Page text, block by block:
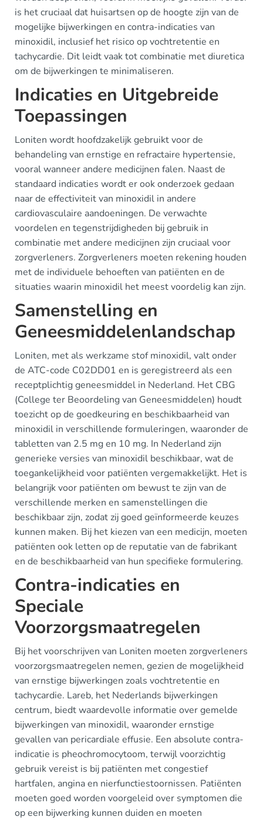
is het cruciaal dat huisartsen op de hoogte zijn van de
mogelijke bijwerkingen en contra-indicaties van
minoxidil, inclusief het risico op vochtretentie en
tachycardie. Dit leidt vaak tot combinatie met diuretica
om de bijwerkingen te minimaliseren.
Indicaties en Uitgebreide
Toepassingen
Loniten wordt hoofdzakelijk gebruikt voor de
behandeling van ernstige en refractaire hypertensie,
vooral wanneer andere medicijnen falen. Naast de
standaard indicaties wordt er ook onderzoek gedaan
naar de effectiviteit van minoxidil in andere
cardiovasculaire aandoeningen. De verwachte
voordelen en tegenstrijdigheden bij gebruik in
combinatie met andere medicijnen zijn cruciaal voor
zorgverleners. Zorgverleners moeten rekening houden
met de individuele behoeften van patiënten en de
situaties waarin minoxidil het meest voordelig kan zijn.
Samenstelling en
Geneesmiddelenlandschap
Loniten, met als werkzame stof minoxidil, valt onder
de ATC-code C02DD01 en is geregistreerd als een
receptplichtig geneesmiddel in Nederland. Het CBG
(College ter Beoordeling van Geneesmiddelen) houdt
toezicht op de goedkeuring en beschikbaarheid van
minoxidil in verschillende formuleringen, waaronder de
tabletten van 2.5 mg en 10 mg. In Nederland zijn
generieke versies van minoxidil beschikbaar, wat de
toegankelijkheid voor patiënten vergemakkelijkt. Het is
belangrijk voor patiënten om bewust te zijn van de
verschillende merken en samenstellingen die
beschikbaar zijn, zodat zij goed geïnformeerde keuzes
kunnen maken. Bij het kiezen van een medicijn, moeten
patiënten ook letten op de reputatie van de fabrikant
en de beschikbaarheid van hun specifieke formulering.
Contra-indicaties en
Speciale
Voorzorgsmaatregelen
Bij het voorschrijven van Loniten moeten zorgverleners
voorzorgsmaatregelen nemen, gezien de mogelijkheid
van ernstige bijwerkingen zoals vochtretentie en
tachycardie. Lareb, het Nederlands bijwerkingen
centrum, biedt waardevolle informatie over gemelde
bijwerkingen van minoxidil, waaronder ernstige
gevallen van pericardiale effusie. Een absolute contra-
indicatie is pheochromocytoom, terwijl voorzichtig
gebruik vereist is bij patiënten met congestief
hartfalen, angina en nierfunctiestoornissen. Patiënten
moeten goed worden voorgeleid over symptomen die
op een bijwerking kunnen duiden en moeten